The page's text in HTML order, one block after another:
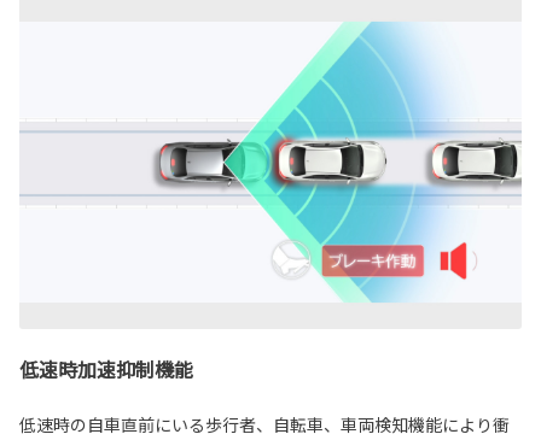
低速時加速抑制機能
低速時の自車直前にいる歩行者、自転車、車両検知機能により衝